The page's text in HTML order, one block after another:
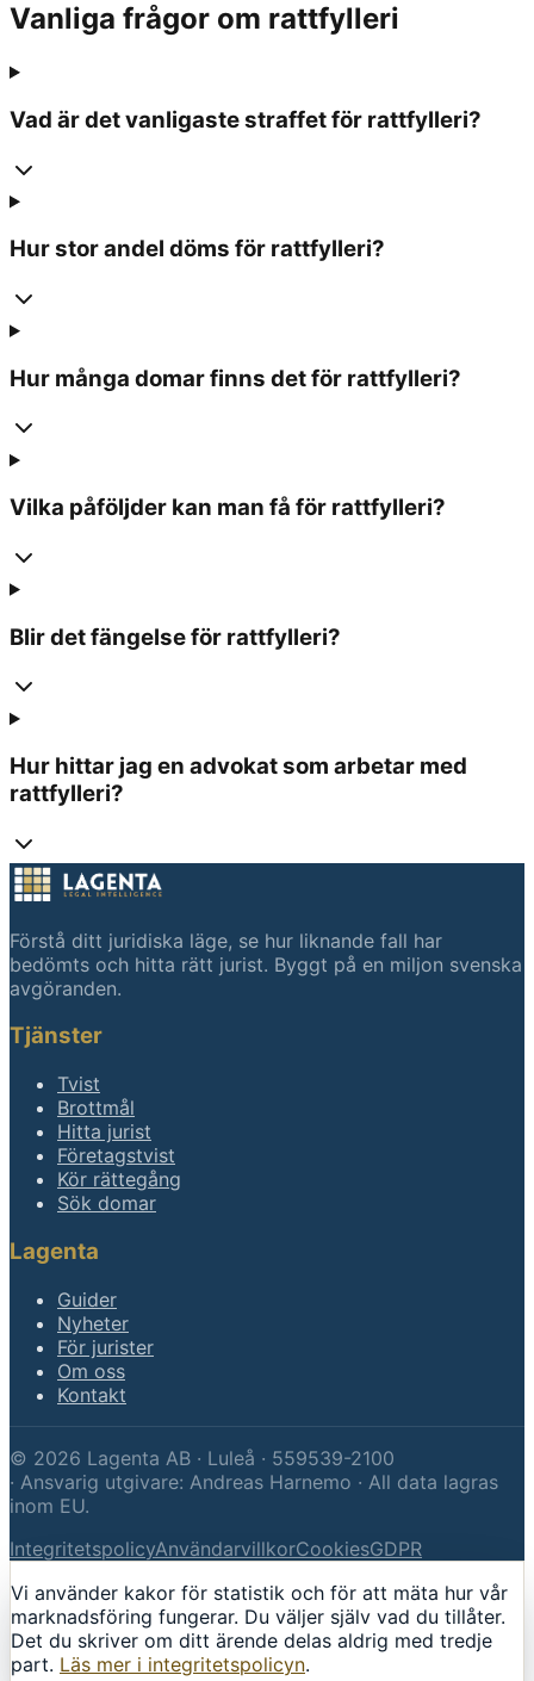
Vanliga frågor om rattfylleri
Vad är det vanligaste straffet för rattfylleri?
Hur stor andel döms för rattfylleri?
Hur många domar finns det för rattfylleri?
Vilka påföljder kan man få för rattfylleri?
Blir det fängelse för rattfylleri?
Hur hittar jag en advokat som arbetar med
rattfylleri?
Förstå ditt juridiska läge, se hur liknande fall har
bedömts och hitta rätt jurist. Byggt på en miljon svenska
avgöranden.
Tjänster
Tvist
Brottmål
Hitta jurist
Företagstvist
Kör rättegång
Sök domar
Lagenta
Guider
Nyheter
För jurister
Om oss
Kontakt
© 2026 Lagenta AB · Luleå · 559539-2100
· Ansvarig utgivare: Andreas Harnemo · All data lagras
inom EU.
IntegritetspolicyAnvändarvillkorCookiesGDPR
Vi använder kakor för statistik och för att mäta hur vår
marknadsföring fungerar. Du väljer själv vad du tillåter.
Det du skriver om ditt ärende delas aldrig med tredje
part. Läs mer i integritetspolicyn.